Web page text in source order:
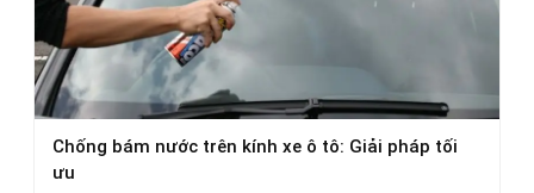
Chọn
Nước
Rửa
Xe
Phù
Chống bám nước trên kính xe ô tô: Giải pháp tối
ưu